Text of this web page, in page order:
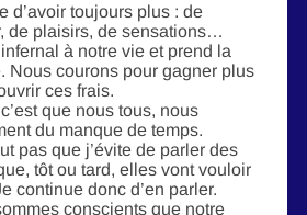
d’avoir toujours plus : de
de plaisirs, de sensations…
à notre vie et prend la
Nous courons pour gagner plus
ces frais.
que nous tous, nous
du manque de temps.
pas que j’évite de parler des
tôt ou tard, elles vont vouloir
continue donc d’en parler.
conscients que notre